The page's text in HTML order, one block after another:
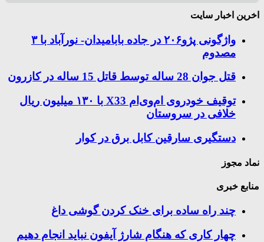
اخرین اخبار سایت
واژگونی پژو۲۰۶ در جاده بابامیدان- نورآباد با ۳
مصدوم
قتل جوان 28 ساله توسط قاتل 15 ساله در کازرون
توقیف خودروی ام‌وی‌ام X33 با ۱۳۰ میلیون ریال
خلافی در سروستان
دستگیری سارقین کابل برق در کوار
نماد مجوز
منابع خبری
چند راه‌ ساده برای خنک کردن گوشی داغ
چهار کاری که هنگام شارژ آیفون نباید انجام دهیم